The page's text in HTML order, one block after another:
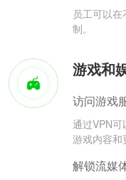
员工可以
制。
游戏和
访问游戏
通过VPN可
游戏内容和
解锁流媒